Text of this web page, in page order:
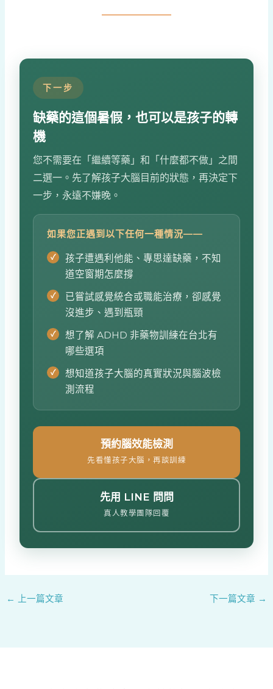
下一步
缺藥的這個暑假，也可以是孩子的轉
機
您不需要在「繼續等藥」和「什麼都不做」之間
二選一。先了解孩子大腦目前的狀態，再決定下
一步，永遠不嫌晚。
如果您正遇到以下任何一種情況——
孩子遭遇利他能、專思達缺藥，不知
道空窗期怎麼撐
已嘗試感覺統合或職能治療，卻感覺
沒進步、遇到瓶頸
想了解 ADHD 非藥物訓練在台北有
哪些選項
想知道孩子大腦的真實狀況與腦波檢
測流程
預約腦效能檢測
先看懂孩子大腦，再談訓練
先用 LINE 問問
真人教學團隊回覆
← 上一篇文章 下一篇文章 →